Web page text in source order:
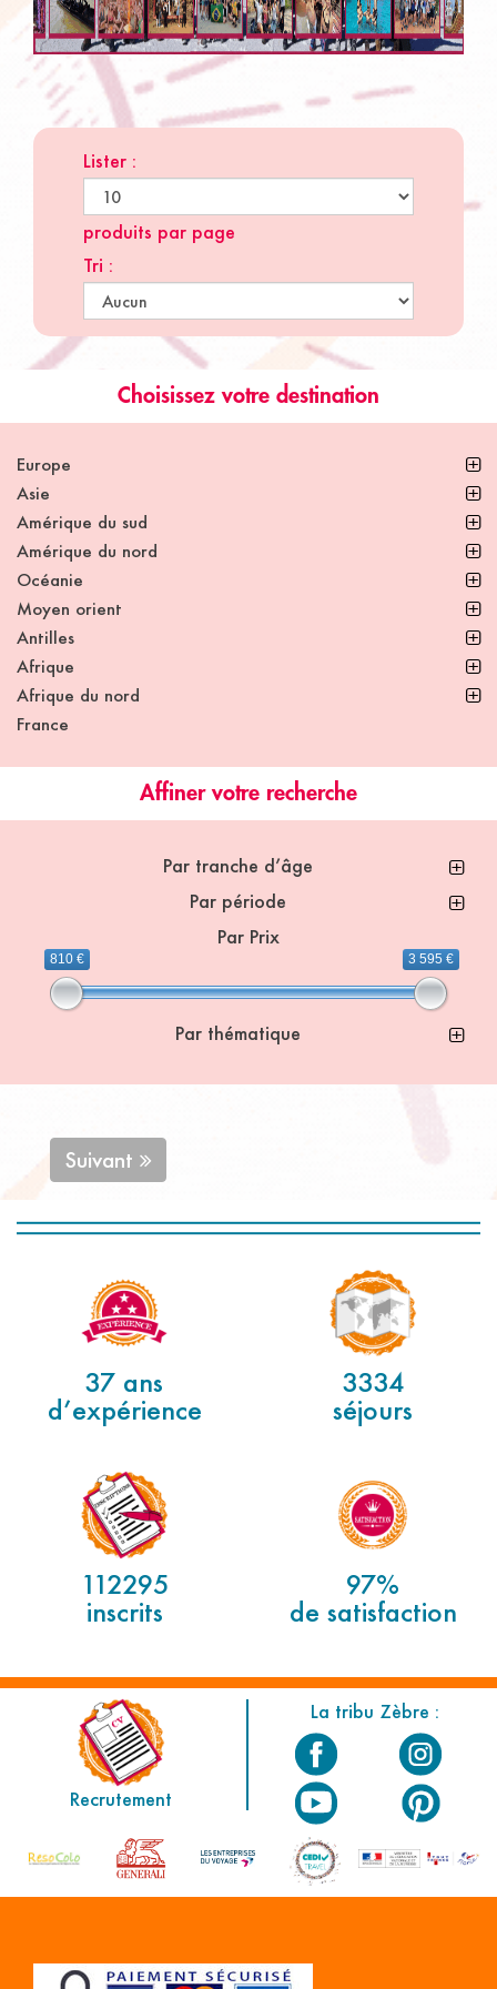
Lister :
produits par page
Tri :
Choisissez votre destination
Europe
Asie
Amérique du sud
Amérique du nord
Océanie
Moyen orient
Antilles
Afrique
Afrique du nord
France
Affiner votre recherche
Par tranche d’âge
Par période
Par Prix
810 € 3 595 €
Par thématique
Suivant
37 ans
d’expérience
3334
séjours
112295
inscrits
97%
de satisfaction
Recrutement
La tribu Zèbre :